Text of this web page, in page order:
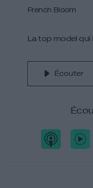
French Bloom
La top model qui
Écouter